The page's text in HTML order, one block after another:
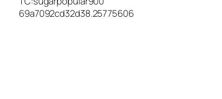
69a7092cd32d38.25775606